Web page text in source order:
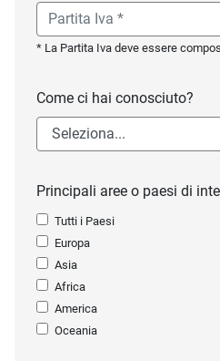
* La Partita Iva deve essere
Come ci hai conosciuto?
Principali aree o paesi di
Tutti i Paesi
Europa
Asia
Africa
America
Oceania